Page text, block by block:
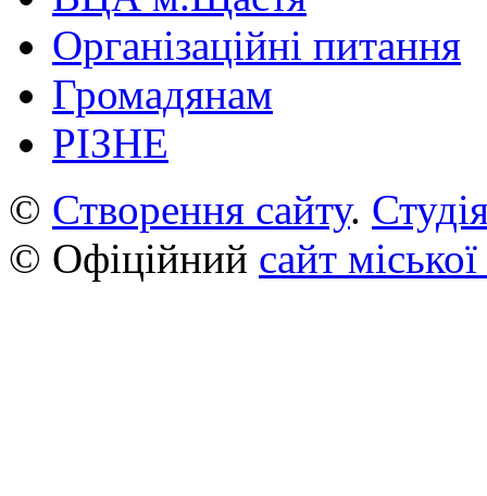
Організаційні питання
Громадянам
РІЗНЕ
© Створення сайту.
© Офіційний сайт